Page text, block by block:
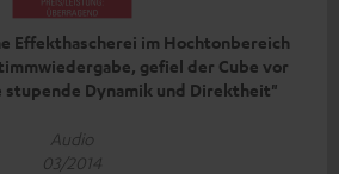
Effekthascherei im Hochtonbereich
gefiel der Cube vor
stupende Dynamik und Direktheit"
Audio
03/2014